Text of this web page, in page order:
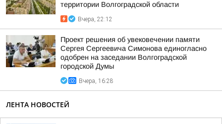
территории Волгоградской области
Вчера, 22:12
Проект решения об увековечении памяти
Сергея Сергеевича Симонова единогласно
одобрен на заседании Волгоградской
городской Думы
Вчера, 16:28
ЛЕНТА НОВОСТЕЙ